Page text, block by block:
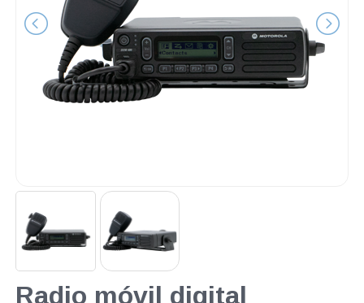
Radio móvil digital